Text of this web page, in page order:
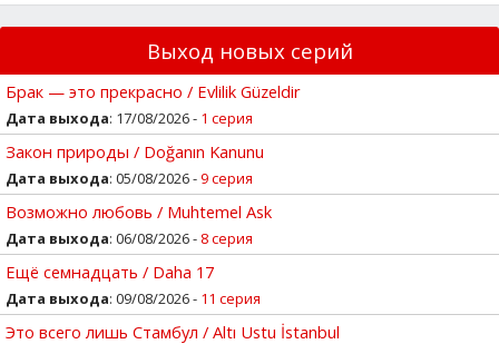
Выход новых серий
Брак — это прекрасно / Evlilik Güzeldir
Дата выхода: 17/08/2026 - 1 серия
Закон природы / Doğanın Kanunu
Дата выхода: 05/08/2026 -9 серия
Возможно любовь / Muhtemel Ask
Дата выхода: 06/08/2026 - 8 серия
Ещё семнадцать / Daha 17
Дата выхода: 09/08/2026 - 11 серия
Это всего лишь Стамбул / Altı Ustu İstanbul